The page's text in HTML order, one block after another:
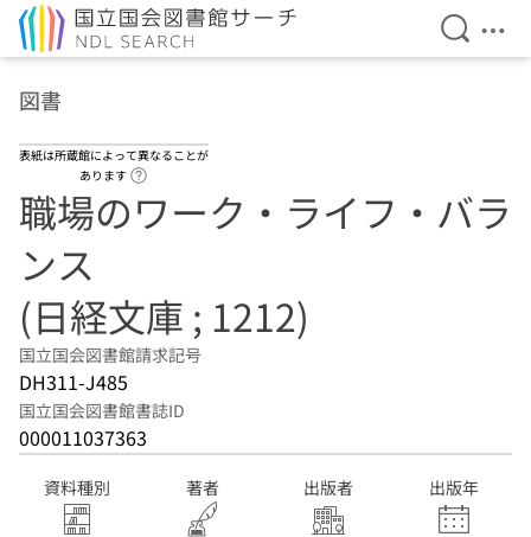
検索を
メ
図書
表紙は所蔵館によって異なることが
あります
職場のワーク・ライフ・バラ
ンス
(日経文庫 ; 1212)
国立国会図書館請求記号
DH311-J485
国立国会図書館書誌ID
000011037363
資料種別 著者 出版者 出版年